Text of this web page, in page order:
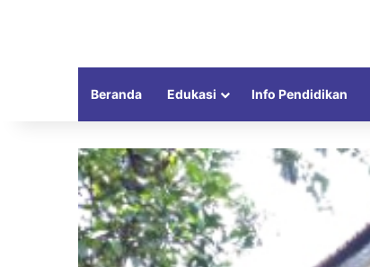
Beranda Edukasi Info Pendidikan